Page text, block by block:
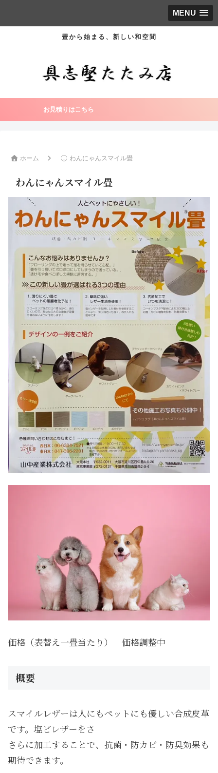
MENU
畳から始まる、新しい和空間
お見積りはこちら
ホーム わんにゃんスマイル畳
わんにゃんスマイル畳
価格（表替え一畳当たり） 価格調整中
概要
スマイルレザーは人にもペットにも優しい合成皮革
です。塩ビレザーをさ
さらに加工することで、抗菌・防カビ・防臭効果も
期待できます。